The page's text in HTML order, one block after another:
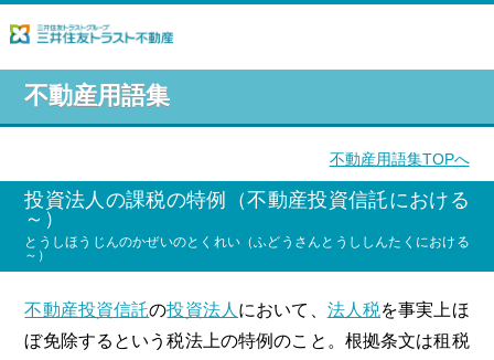
不動産用語集
不動産用語集TOPへ
投資法人の課税の特例（不動産投資信託における
～）
とうしほうじんのかぜいのとくれい（ふどうさんとうししんたくにおける
～）
不動産投資信託の投資法人 において、 法人税を事実上ほ
ぼ免除するという税法上の特例のこと。根拠条文は租税